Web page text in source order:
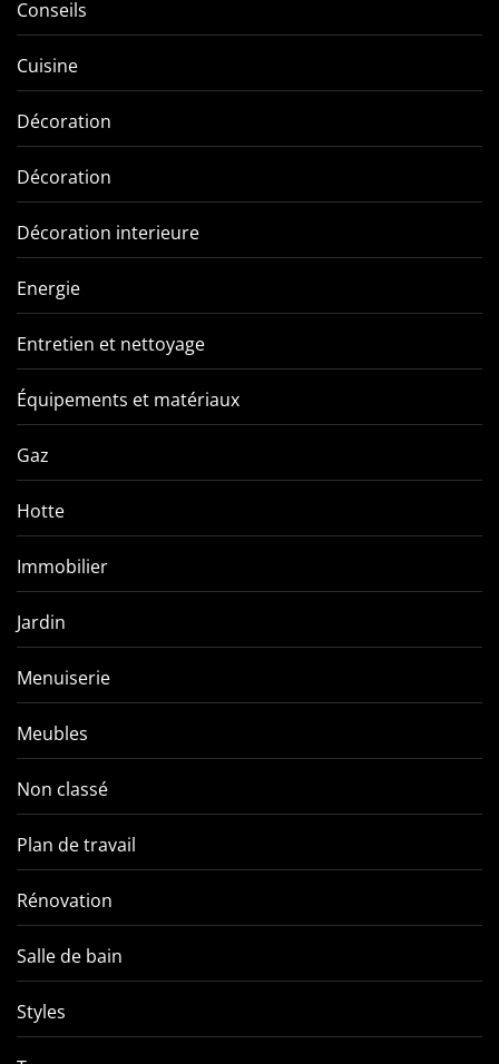
Conseils
Cuisine
Décoration
Décoration
Décoration interieure
Energie
Entretien et nettoyage
Équipements et matériaux
Gaz
Hotte
Immobilier
Jardin
Menuiserie
Meubles
Non classé
Plan de travail
Rénovation
Salle de bain
Styles